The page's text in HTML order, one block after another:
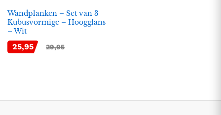
Wandplanken – Set van 3
Kubusvormige – Hoogglans
– Wit
25,95 29,95